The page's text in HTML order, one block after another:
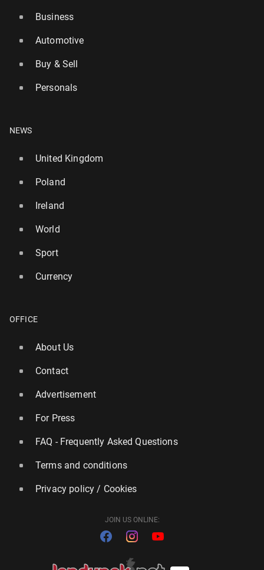
Business
Automotive
Buy & Sell
Personals
NEWS
United Kingdom
Poland
Ireland
World
Sport
Currency
OFFICE
About Us
Contact
Advertisement
For Press
FAQ - Frequently Asked Questions
Terms and conditions
Privacy policy / Cookies
JOIN US ONLINE: